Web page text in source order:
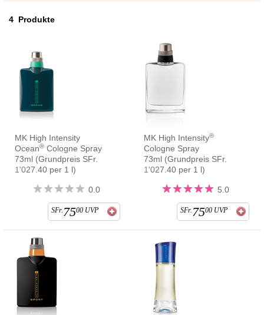
4 Produkte
MK High Intensity
Ocean® Cologne Spray
73ml (Grundpreis SFr.
1'027.40 per 1 l)
0.0
SFr. 7500 UVP
MK High Intensity®
Cologne Spray
73ml (Grundpreis SFr.
1'027.40 per 1 l)
5.0
SFr. 7500 UVP